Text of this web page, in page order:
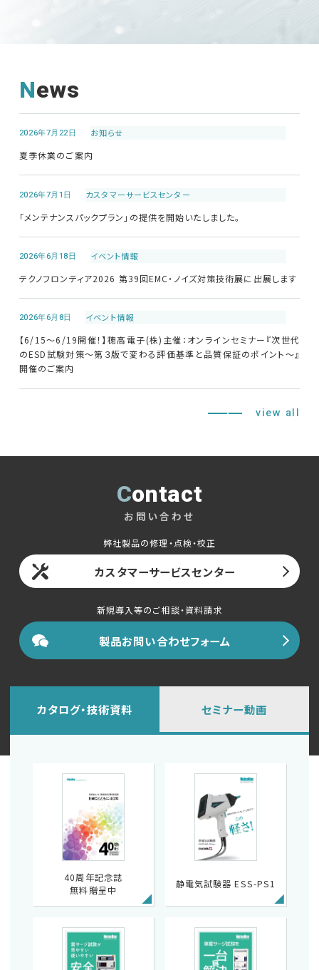
News
2026年7月22日 お知らせ
夏季休業のご案内
2026年7月1日 カスタマーサービスセンター
「メンテナンスパックプラン」の提供を開始いたしました。
2026年6月18日 イベント情報
テクノフロンティア2026 第39回EMC・ノイズ対策技術展に出展します
2026年6月8日 イベント情報
【6/15～6/19開催！】穂高電子(株)主催：オンラインセミナー『次世代
のESD試験対策～第３版で変わる評価基準と品質保証のポイント～』
開催のご案内
view all
Contact
お問い合わせ
弊社製品の修理・点検・校正
カスタマーサービスセンター
新規導入等のご相談・資料請求
製品お問い合わせフォーム
カタログ・技術資料
40周年記念誌
無料贈呈中
静電気試験器 ESS-PS1
セミナー動画